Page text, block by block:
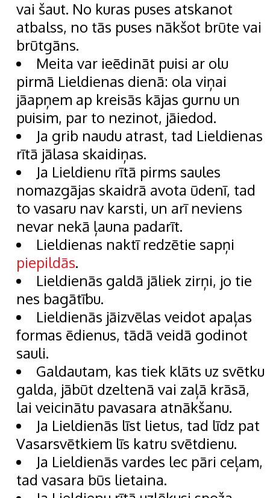
vai šaut. No kuras puses atskanot
atbalss, no tās puses nākšot brūte vai
brūtgāns.
Meita var ieēdināt puisi ar olu
pirmā Lieldienas dienā: ola viņai
jāapņem ap kreisās kājas gurnu un
puisim, par to nezinot, jāiedod.
Ja grib naudu atrast, tad Lieldienas
rītā jālasa skaidiņas.
Ja Lieldienu rītā pirms saules
nomazgājas skaidrā avota ūdenī, tad
to vasaru nav karsti, un arī neviens
nevar nekā ļauna padarīt.
Lieldienas naktī redzētie sapņi
piepildās.
Lieldienās galdā jāliek zirņi, jo tie
nes bagātību.
Lieldienās jāizvēlas veidot apaļas
formas ēdienus, tādā veidā godinot
sauli.
Galdautam, kas tiek klāts uz svētku
galda, jābūt dzeltenā vai zaļā krāsā,
lai veicinātu pavasara atnākšanu.
Ja Lieldienās līst lietus, tad līdz pat
Vasarsvētkiem līs katru svētdienu.
Ja Lieldienās vardes lec pāri ceļam,
tad vasara būs lietaina.